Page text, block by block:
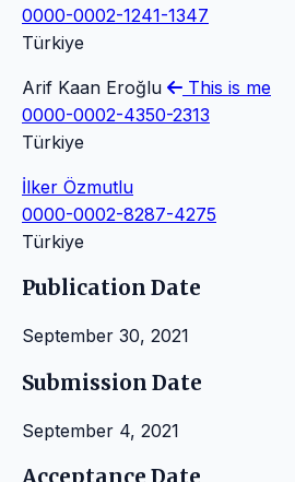
0000-0002-1241-1347
Türkiye
Arif Kaan Eroğlu
This is me
0000-0002-4350-2313
Türkiye
İlker Özmutlu
0000-0002-8287-4275
Türkiye
Publication Date
September 30, 2021
Submission Date
September 4, 2021